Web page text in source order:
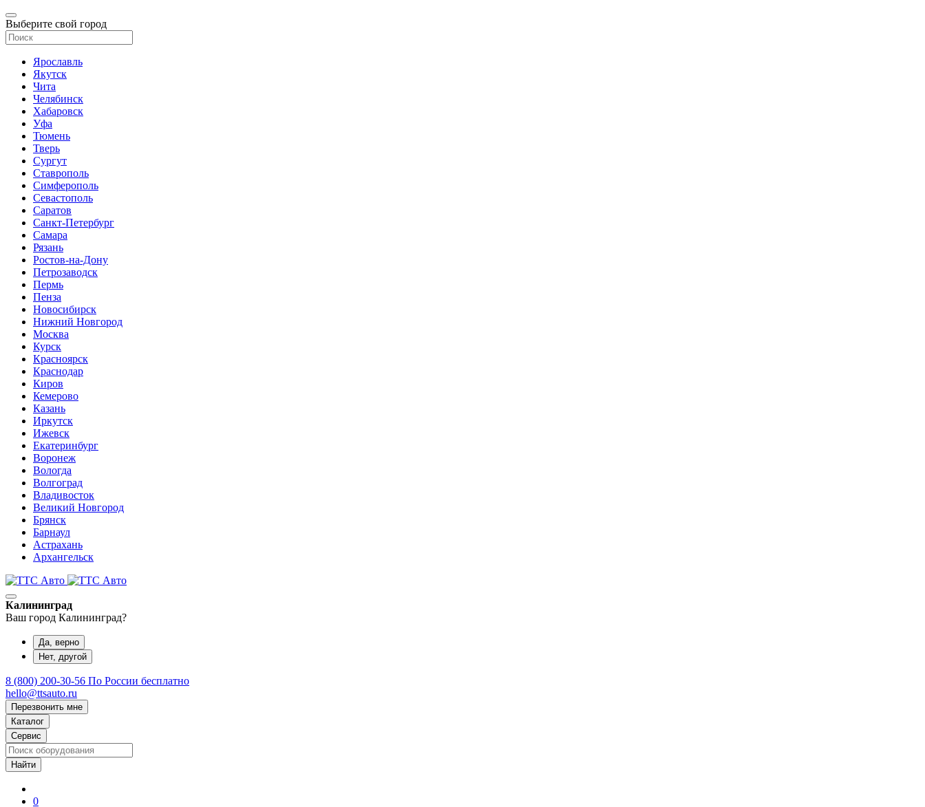
Выберите свой город
Ярославль
Якутск
Чита
Челябинск
Хабаровск
Уфа
Тюмень
Тверь
Сургут
Ставрополь
Симферополь
Севастополь
Саратов
Санкт-Петербург
Самара
Рязань
Ростов-на-Дону
Петрозаводск
Пермь
Пенза
Новосибирск
Нижний Новгород
Москва
Курск
Красноярск
Краснодар
Киров
Кемерово
Казань
Иркутск
Ижевск
Екатеринбург
Воронеж
Вологда
Волгоград
Владивосток
Великий Новгород
Брянск
Барнаул
Астрахань
Архангельск
Калининград
Ваш город Калининград?
Да, верно
Нет, другой
8 (800) 200-30-56 По России бесплатно
hello@ttsauto.ru
Перезвонить мне
Каталог
Сервис
0